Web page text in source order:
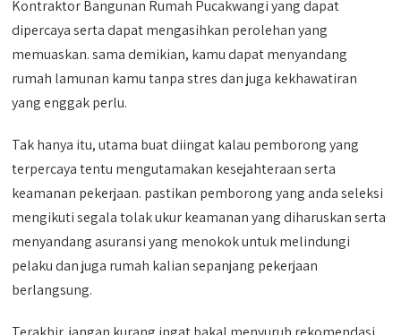
Kontraktor Bangunan Rumah Pucakwangi yang dapat
dipercaya serta dapat mengasihkan perolehan yang
memuaskan. sama demikian, kamu dapat menyandang
rumah lamunan kamu tanpa stres dan juga kekhawatiran
yang enggak perlu.
Tak hanya itu, utama buat diingat kalau pemborong yang
terpercaya tentu mengutamakan kesejahteraan serta
keamanan pekerjaan. pastikan pemborong yang anda seleksi
mengikuti segala tolak ukur keamanan yang diharuskan serta
menyandang asuransi yang menokok untuk melindungi
pelaku dan juga rumah kalian sepanjang pekerjaan
berlangsung.